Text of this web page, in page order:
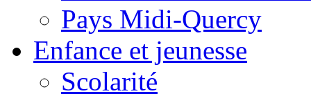
Pays Midi-Quercy
Enfance et jeunesse
Scolarité